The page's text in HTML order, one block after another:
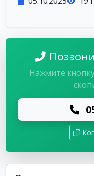
Нажмите